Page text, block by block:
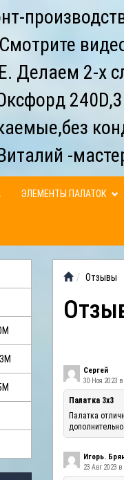
Делаем 2-х
-
ЭЛЕМЕНТЫ ПАЛАТОК
Отзывы
Сергей
30 Ноя 2023 в
Палатка 3х3
Палатка
Игорь.
23 Авг 2023 в